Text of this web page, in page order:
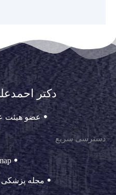
دکتر
عضو هیئت
دسترسی سریع
مجله پزشکی